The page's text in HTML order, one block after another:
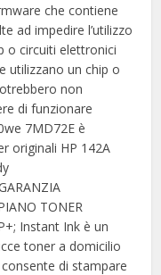
che contiene
ad impedire l’utilizzo
o circuiti elettronici
utilizzano un chip o
non
di funzionare
7MD72E è
originali HP 142A
TONER
Instant Ink è un
toner a domicilio
di stampare